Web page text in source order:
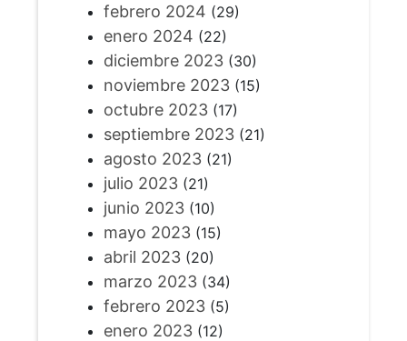
febrero 2024 (29)
enero 2024 (22)
diciembre 2023(30)
noviembre 2023(15)
octubre 2023(17)
septiembre 2023(21)
agosto 2023(21)
julio 2023(21)
junio 2023(10)
mayo 2023(15)
abril 2023(20)
marzo 2023(34)
febrero 2023(5)
enero 2023(12)